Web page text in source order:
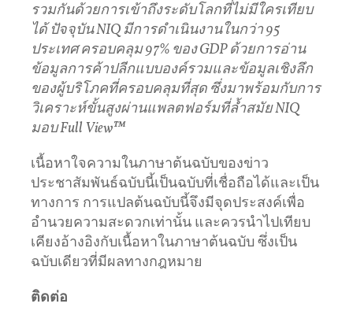
รวมกันด้วยการเข้าถึงระดับโลกที่ไม่มีใครเทียบ
ได้ ปัจจุบัน NIQ มีการดําเนินงานในกว่า 95
ประเทศ ครอบคลุม 97% ของ GDP ด้วยการอ่าน
ข้อมูลการค้าปลีกแบบองค์รวมและข้อมูลเชิงลึก
ของผู้บริโภคที่ครอบคลุมที่สุด ซึ่งมาพร้อมกับการ
วิเคราะห์ขั้นสูงผ่านแพลตฟอร์มที่ล้ำสมัย NIQ
มอบFull View™
เนื้อหาใจความในภาษาต้นฉบับของข่าว
ประชาสัมพันธ์ฉบับนี้เป็นฉบับที่เชื่อถือได้และเป็น
ทางการ การแปลต้นฉบับนี้จึงมีจุดประสงค์เพื่อ
อำนวยความสะดวกเท่านั้น และควรนำไปเทียบ
เคียงอ้างอิงกับเนื้อหาในภาษาต้นฉบับ ซึ่งเป็น
ฉบับเดียวที่มีผลทางกฎหมาย
ติดต่อ